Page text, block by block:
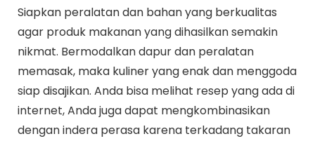
Siapkan peralatan dan bahan yang berkualitas
agar produk makanan yang dihasilkan semakin
nikmat. Bermodalkan dapur dan peralatan
memasak, maka kuliner yang enak dan menggoda
siap disajikan. Anda bisa melihat resep yang ada di
internet, Anda juga dapat mengkombinasikan
dengan indera perasa karena terkadang takaran